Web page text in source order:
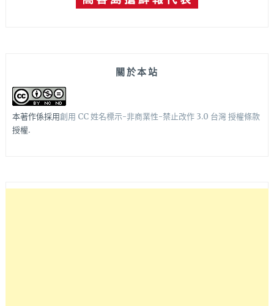
關於本站
本著作係採用創用 CC 姓名標示-非商業性-禁止改作 3.0 台灣 授權條款
授權.